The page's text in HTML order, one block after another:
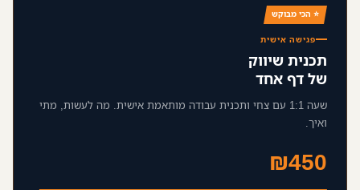
⭐ הכי מבוקש
פגישה אישית
תכנית שיווק
של דף אחד
שעה 1:1 עם צחי ותכנית עבודה מותאמת אישית. מה לעשות, מתי
ואיך.
₪450